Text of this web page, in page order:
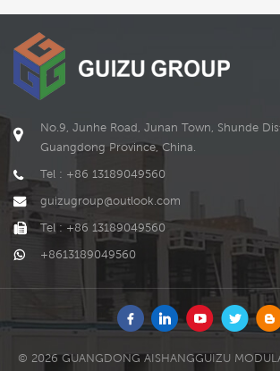
modifiche. il negozio di
container di spedizione è
GUIZU.
No.9, Junhe Road, Junan Town, Shunde
Guangdong Province, China.
Tel : +86 13189049560
guizugroup@outlook.com
Tel : +86 13189049560
+8613189049560
© 2026 GUANGDONG AISHANGGUIZU